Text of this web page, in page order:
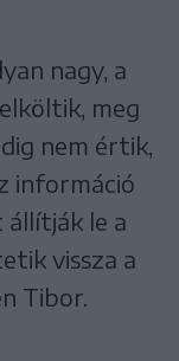
nagy, a
meg
nem értik,
információ
le a
vissza a
Tibor.